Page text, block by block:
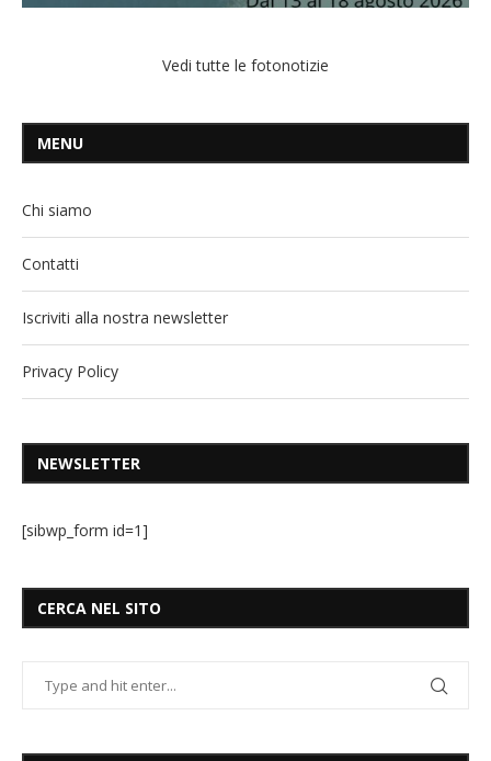
Vedi tutte le fotonotizie
MENU
Chi siamo
Contatti
Iscriviti alla nostra newsletter
Privacy Policy
NEWSLETTER
[sibwp_form id=1]
CERCA NEL SITO